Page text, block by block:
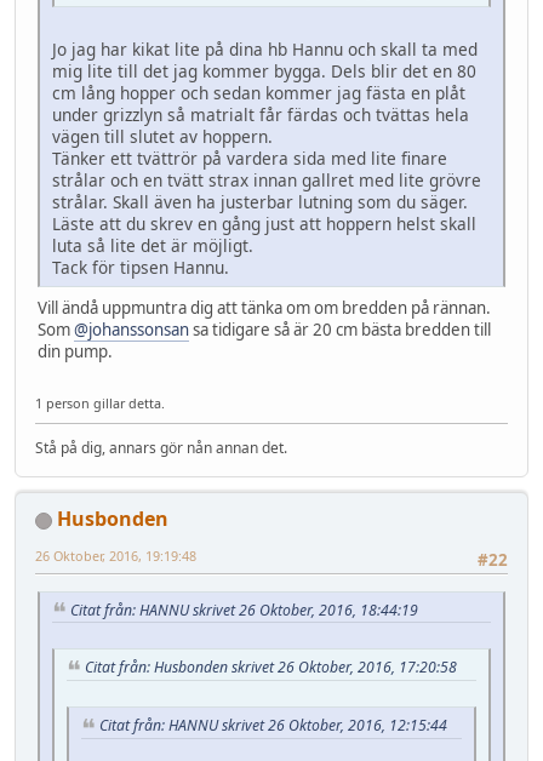
Jo jag har kikat lite på dina hb Hannu och skall ta med
mig lite till det jag kommer bygga. Dels blir det en 80
cm lång hopper och sedan kommer jag fästa en plåt
under grizzlyn så matrialt får färdas och tvättas hela
vägen till slutet av hoppern.
Tänker ett tvättrör på vardera sida med lite finare
strålar och en tvätt strax innan gallret med lite grövre
strålar. Skall även ha justerbar lutning som du säger.
Läste att du skrev en gång just att hoppern helst skall
luta så lite det är möjligt.
Tack för tipsen Hannu.
Vill ändå uppmuntra dig att tänka om om bredden på rännan.
Som@johanssonsansa tidigare så är 20 cm bästa bredden till
din pump.
1 person gillar detta.
Stå på dig, annars gör nån annan det.
Husbonden
#22
26 Oktober, 2016, 19:19:48
Citat från: HANNU skrivet 26 Oktober, 2016, 18:44:19
Citat från: Husbonden skrivet 26 Oktober, 2016, 17:20:58
Citat från: HANNU skrivet 26 Oktober, 2016, 12:15:44